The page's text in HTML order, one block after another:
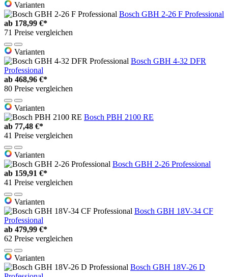
Varianten
Bosch GBH 2-26 F Professional
ab 178,99 €*
71 Preise vergleichen
Varianten
Bosch GBH 4-32 DFR
Professional
ab 468,96 €*
80 Preise vergleichen
Varianten
Bosch PBH 2100 RE
ab 77,48 €*
41 Preise vergleichen
Varianten
Bosch GBH 2-26 Professional
ab 159,91 €*
41 Preise vergleichen
Varianten
Bosch GBH 18V-34 CF
Professional
ab 479,99 €*
62 Preise vergleichen
Varianten
Bosch GBH 18V-26 D